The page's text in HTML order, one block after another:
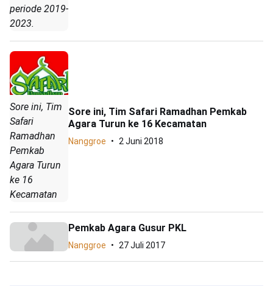
periode 2019-
2023.
Sore ini, Tim
Safari
Ramadhan
Pemkab
Agara Turun
ke 16
Kecamatan
Sore ini, Tim Safari Ramadhan Pemkab
Agara Turun ke 16 Kecamatan
Nanggroe 2 Juni 2018
Pemkab Agara Gusur PKL
Nanggroe 27 Juli 2017